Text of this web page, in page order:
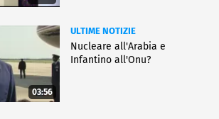
03:56
ULTIME NOTIZIE
Nucleare all'Arabia e
Infantino all'Onu?